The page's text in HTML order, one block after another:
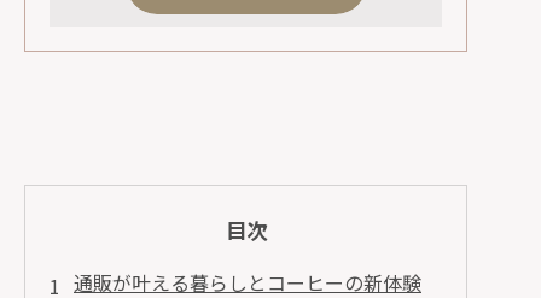
目次
通販が叶える暮らしとコーヒーの新体験